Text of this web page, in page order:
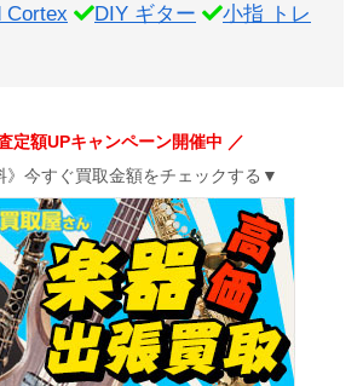
Cortex DIY ギター
小指 トレ
定額UPキャンペーン開催中 ／
》今すぐ買取金額をチェックする▼